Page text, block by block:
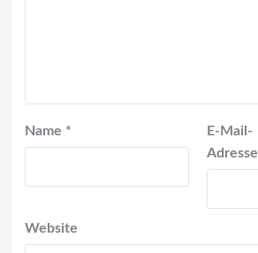
Name *
E-Mail-
Adresse
Website